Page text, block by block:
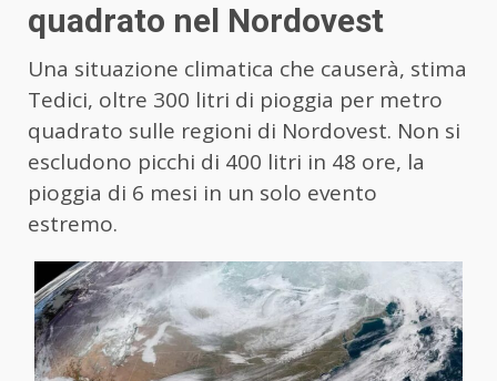
quadrato nel Nordovest
Una situazione climatica che causerà, stima
Tedici, oltre 300 litri di pioggia per metro
quadrato sulle regioni di Nordovest. Non si
escludono picchi di 400 litri in 48 ore, la
pioggia di 6 mesi in un solo evento
estremo.